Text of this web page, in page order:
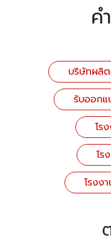
ค
บริษัทผลิ
รับออกแ
โร
โร
โรงง